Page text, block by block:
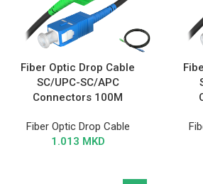
Fiber Optic Drop Cable
SC/UPC-SC/APC
Connectors 100M
Fiber Optic Drop Cable
1.013 MKD